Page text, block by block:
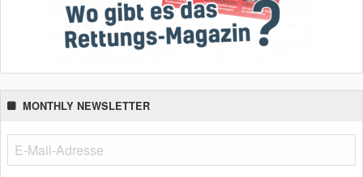
MONTHLY NEWSLETTER